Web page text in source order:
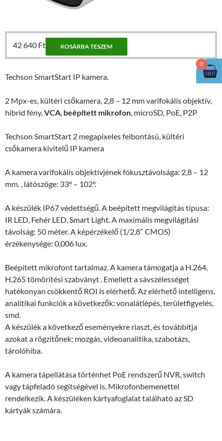
42 640 Ft KOSÁRBA TESZEM
Techson SmartStart IP kamera.
2 Mpx-es, kültéri csőkamera, 2,8 – 12 mm varifokális objektív,
hibrid fény,VCA, beépített mikrofon, microSD, PoE, P2P
Techson SmartStart 2 megapixeles felbontású, kültéri
csőkamera kivitelű IP kamera
A kamera varifokális objektívjének fókusztávolsága: 2,8 – 12
mm. , látószöge: 33° – 102°.
A készülék IP67 védettségű. A beépített megvilágítás típusa:
IR LED, Fehér LED, Smart Light. A maximális megvilágítási
távolság: 50 méter. A képérzékelő (1/2,8″ CMOS)
érzékenysége: 0,006 lux.
Beépített mikrofont tartalmaz. A kamera támogatja a H.264,
H.265 tömörítési szabványt . Emellett a sávszélességet
hatékonyan csökkentő ROI is elérhető. Az elérhető intelligens,
analitikai funkciók a következők: vonalátlépés, területfigyelés,
smd.
A készülék a következő eseményekre riaszt, és továbbítja
azokat a rögzítőnek: mozgás, videoanalitika, szabotázs,
tárolóhiba.
A kamera tápellátása történhet PoE rendszerű NVR, switch
vagy tápfeladó segítségével is. Mikrofonbemenettel
rendelkezik. A készüléken kártyafoglalat található az SD
kártyák számára.
0